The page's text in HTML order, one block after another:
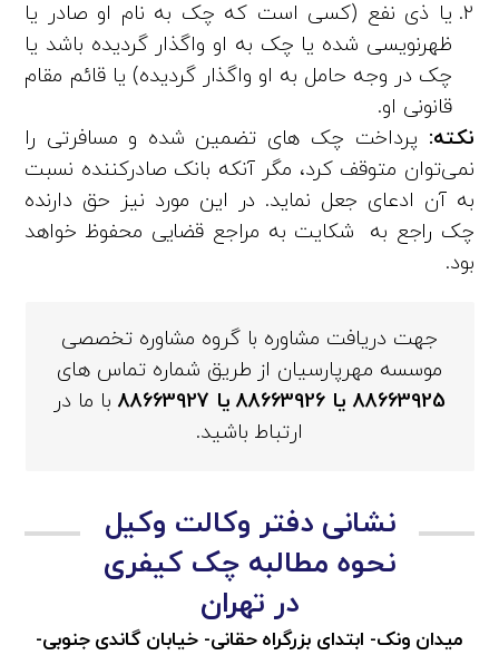
یا ذی ­نفع (کسی است که چک به نام او صادر یا
ظهرنویسی شده یا چک به او واگذار گردیده باشد یا
چک در وجه حامل به او واگذار گردیده) یا قائم مقام
قانونی او.
نکته: پرداخت چک‌ های تضمین‌ شده و مسافرتی را
نمی‌توان متوقف کرد، مگر آنکه بانک صادرکننده نسبت
به آن ادعای جعل نماید. در این مورد نیز حق دارنده
چک راجع به شکایت به مراجع قضایی محفوظ خواهد
بود.
جهت دریافت مشاوره با گروه مشاوره تخصصی
موسسه مهرپارسیان از طریق شماره تماس های
88663925 یا 88663926یا 88663927با ما در
ارتباط باشید.
نشانی دفتر وکالت وکیل
نحوه مطالبه چک کیفری
در تهران
میدان ونک- ابتدای بزرگراه حقانی- خیابان گاندی جنوبی-